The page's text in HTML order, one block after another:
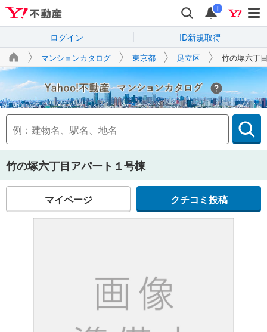
i
ログイン ID新規取得
マンションカタログ 東京都 足立区 竹の塚六丁
Yahoo!不動産
竹の塚六丁目アパート１号棟
マイページ クチコミ投稿